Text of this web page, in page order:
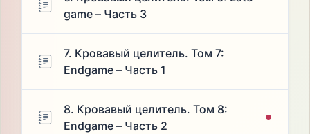
game – Часть 3
7. Кровавый целитель. Том 7:
Endgame – Часть 1
8. Кровавый целитель. Том 8:
Endgame – Часть 2